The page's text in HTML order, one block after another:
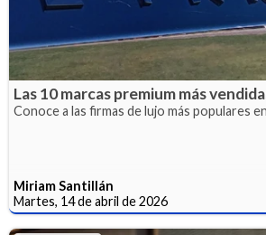
Las 10 marcas premium más
Conoce a las firmas de lujo más populares
Miriam Santillán
Martes, 14 de abril de 2026